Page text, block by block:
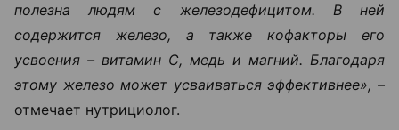
полезна людям с железодефицитом. В ней
содержится железо, а также кофакторы его
усвоения – витамин C, медь и магний. Благодаря
этому железо может усваиваться эффективнее», –
отмечает нутрициолог.